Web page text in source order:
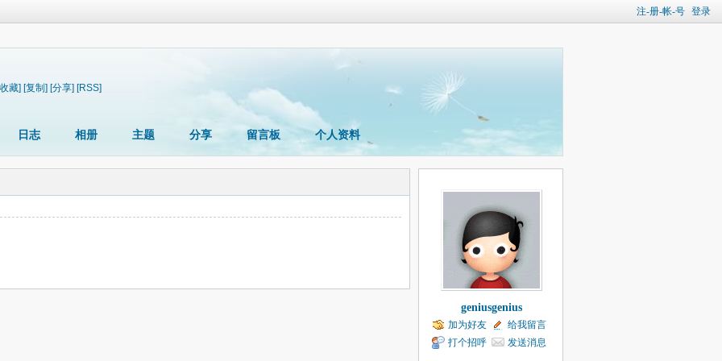
注-册-帐-号 登录
藏] [复制] [分享] [RSS]
日志 相册 主题 分享 留言板 个人资料
geniusgenius
加为好友
给我留言
打个招呼
发送消息